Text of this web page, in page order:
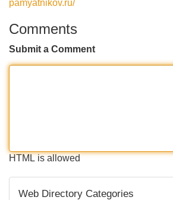
pamyatnikov.ru/
Comments
Submit a Comment
HTML is allowed
Web Directory Categories